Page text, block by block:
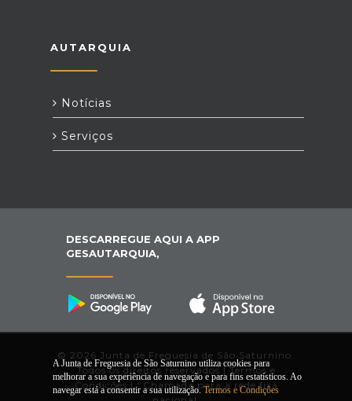
AUTARQUIA
Notícias
Serviços
DESCARREGUE AQUI A APP
GESAUTARQUIA,
© 2026 Junta de Freguesia de São Saturnino.
Todos os direitos reservados |Termos e
Condições |* Chamada para a rede fixa
A Junta de Freguesia de São Saturnino utiliza cookies para
melhorar a sua experiência de navegação e para fins estatísticos. Ao
navegar está a consentir a sua utilização.Termos e Condições